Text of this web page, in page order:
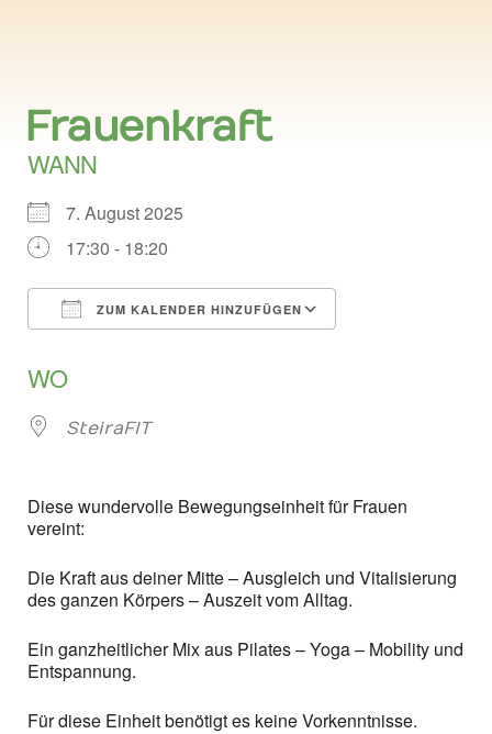
Frauenkraft
WANN
7. August 2025
17:30 - 18:20
ZUM KALENDER HINZUFÜGEN
WO
SteiraFIT
Diese wundervolle Bewegungseinheit für Frauen
vereint:
Die Kraft aus deiner Mitte – Ausgleich und Vitalisierung
des ganzen Körpers – Auszeit vom Alltag.
Ein ganzheitlicher Mix aus Pilates – Yoga – Mobility und
Entspannung.
Für diese Einheit benötigt es keine Vorkenntnisse.